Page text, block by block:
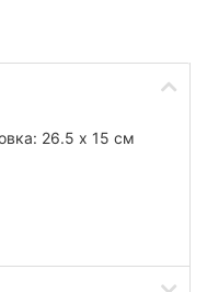
26.5 х 15 см